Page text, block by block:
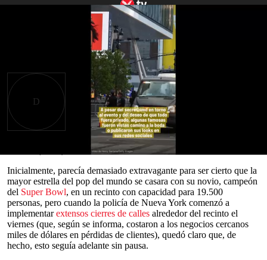
seconds
seconds
Los atuendos más impactantes en la boda de Taylor Swift y Travis
D
esde que Michael Jacksony la estrella
Actually,
Martine McCutcheon, aparecieran en la
boda deLiza Minnelliy David Gest, financiada
por la revistaOK!,en 2002, no ha habido una
boda tan confusa y con una atmósfera tan
particular como lamultitudinaria ceremonia
Travis KelceyTaylor Swiften el Madison Square
Nueva York, EE. UU., este fin de semana.
Inicialmente, parecía demasiado extravagante para ser cierto que la
mayor estrella del pop del mundo se casara con su novio, campeón
del Super Bowl, en un recinto con capacidad para 19.500
personas, pero cuando la policía de Nueva York comenzó a
implementarextensos cierres de calles alrededor del recinto el
viernes (que, según se informa, costaron a los negocios cercanos
miles de dólares en pérdidas de clientes), quedó claro que, de
hecho, esto seguía adelante sin pausa.